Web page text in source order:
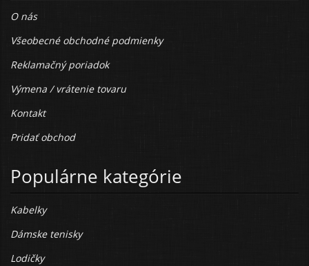
O nás
Všeobecné obchodné podmienky
Reklamačný poriadok
Výmena / vrátenie tovaru
Kontakt
Pridať obchod
Populárne kategórie
Kabelky
Dámske tenisky
Lodičky